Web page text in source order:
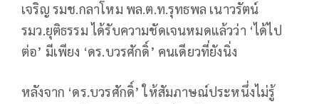
เจริญ รมช.กลาโหม พล.ต.ท.รุทธพล เนาวรัตน์
รมว.ยุติธรรม ได้รับความชัดเจนหมดแล้วว่า ‘ได้ไป
ต่อ’ มีเพียง ‘ดร.บวรศักดิ์’ คนเดียวที่ยังนิ่ง
หลังจาก ‘ดร.บวรศักดิ์’ ให้สัมภาษณ์ประหนึ่งไม่รู้